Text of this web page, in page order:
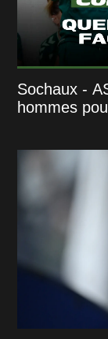
Sochaux -
hommes